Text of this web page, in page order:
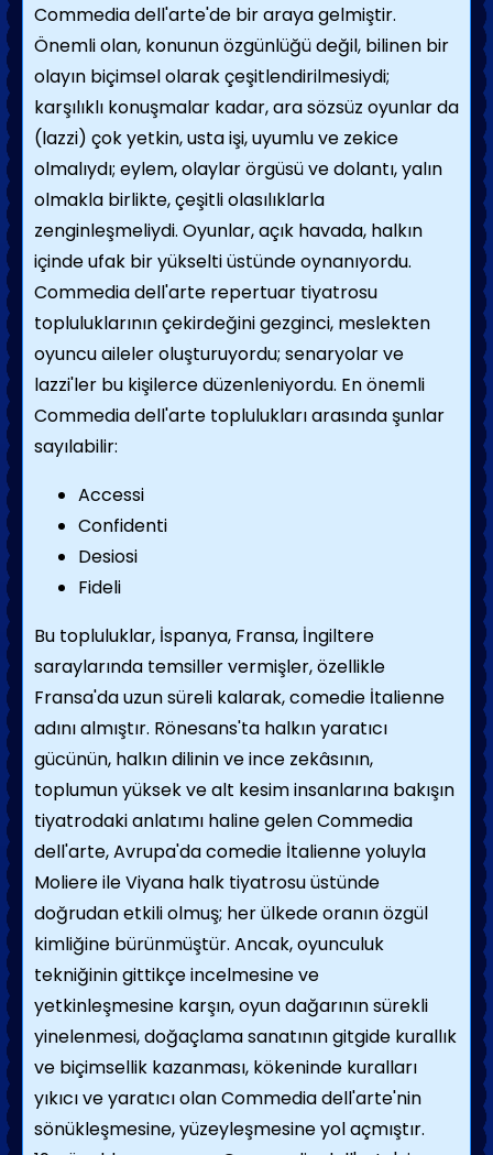
Commedia dell'arte'de bir araya gelmiştir.
Önemli olan, konunun özgünlüğü değil, bilinen bir
olayın biçimsel olarak çeşitlendirilmesiydi;
karşılıklı konuşmalar kadar, ara sözsüz oyunlar da
(lazzi) çok yetkin, usta işi, uyumlu ve zekice
olmalıydı; eylem, olaylar örgüsü ve dolantı, yalın
olmakla birlikte, çeşitli olasılıklarla
zenginleşmeliydi. Oyunlar, açık havada, halkın
içinde ufak bir yükselti üstünde oynanıyordu.
Commedia dell'arte repertuar tiyatrosu
topluluklarının çekirdeğini gezginci, meslekten
oyuncu aileler oluşturuyordu; senaryolar ve
lazzi'ler bu kişilerce düzenleniyordu. En önemli
Commedia dell'arte toplulukları arasında şunlar
sayılabilir:
Accessi
Confidenti
Desiosi
Fideli
Bu topluluklar, İspanya, Fransa, İngiltere
saraylarında temsiller vermişler, özellikle
Fransa'da uzun süreli kalarak, comedie İtalienne
adını almıştır. Rönesans'ta halkın yaratıcı
gücünün, halkın dilinin ve ince zekâsının,
toplumun yüksek ve alt kesim insanlarına bakışın
tiyatrodaki anlatımı haline gelen Commedia
dell'arte, Avrupa'da comedie İtalienne yoluyla
Moliere ile Viyana halk tiyatrosu üstünde
doğrudan etkili olmuş; her ülkede oranın özgül
kimliğine bürünmüştür. Ancak, oyunculuk
tekniğinin gittikçe incelmesine ve
yetkinleşmesine karşın, oyun dağarının sürekli
yinelenmesi, doğaçlama sanatının gitgide kurallık
ve biçimsellik kazanması, kökeninde kuralları
yıkıcı ve yaratıcı olan Commedia dell'arte'nin
sönükleşmesine, yüzeyleşmesine yol açmıştır.